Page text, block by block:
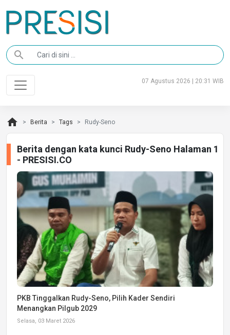
search
07 Agustus 2026 | 20:31 WIB
home Berita Tags Rudy-Seno
Berita dengan kata kunci Rudy-Seno Halaman 1
- PRESISI.CO
PKB Tinggalkan Rudy-Seno, Pilih Kader Sendiri
Menangkan Pilgub 2029
Selasa, 03 Maret 2026